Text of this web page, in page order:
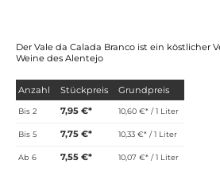
Der Vale da Calada Branco ist ein köstlicher
Weine des Alentejo
Anzahl Stückpreis Grundpreis
Bis2 7,95 €* 10,60 €* / 1 Liter
Bis5 7,75 €* 10,33 €* / 1 Liter
Ab6 7,55 €* 10,07 €* / 1 Liter